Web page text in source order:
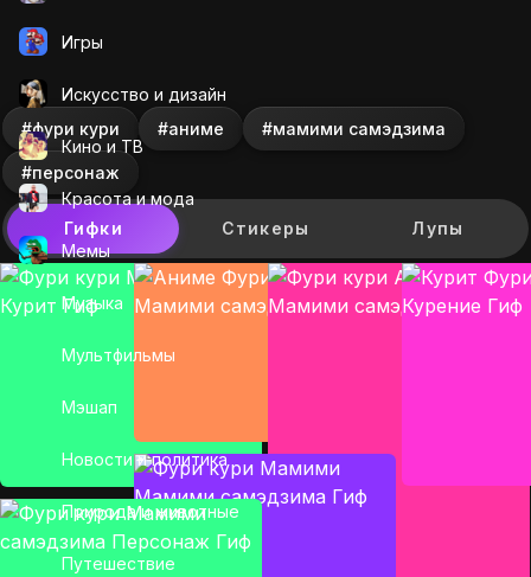
Игры
Искусcтво и дизайн
Кино и ТВ
Красота и мода
Мемы
Музыка
Мультфильмы
Мэшап
Новости и политика
Природа и животные
Путешествие
#фури кури #аниме #мамими самэдзима
#персонаж
Гифки Стикеры Лупы